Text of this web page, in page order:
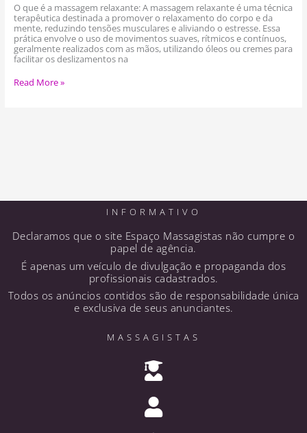
O que é a massagem relaxante: A massagem relaxante é uma técnica
terapêutica destinada a promover o relaxamento do corpo e da
mente, reduzindo tensões musculares e aliviando o estresse. Essa
prática envolve o uso de movimentos suaves, rítmicos e contínuos,
geralmente realizados com as mãos, utilizando óleos ou cremes para
facilitar os deslizamentos na
Read More »
INFORMATIVO
Declaramos que o site Espaço Massagistas não cumpre o
papel de agência.
É apenas um veículo de divulgação e propaganda dos
profissionais cadastrados.
Todos os anúncios contidos são de responsabilidade única
e exclusiva de seus anunciantes.
MASSAGISTAS